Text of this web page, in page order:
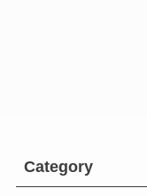
Category